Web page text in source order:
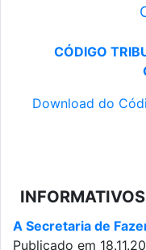
CÓDIGO
Download do
INFORMATIVOS
A Secretaria de
Publicado em